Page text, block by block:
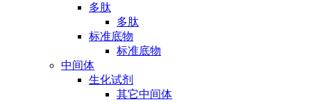
多肽
多肽
标准底物
标准底物
中间体
生化试剂
其它中间体